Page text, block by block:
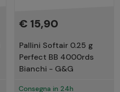
€ 15,90
Pallini Softair 0.25 g
Perfect BB 4000rds
Bianchi - G&G
Consegna in 24h